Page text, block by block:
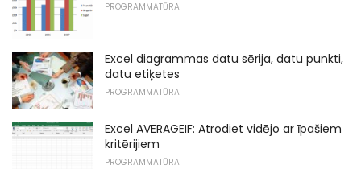
PROGRAMMATŪRA
Excel diagrammas datu sērija, datu punkti,
datu etiķetes
PROGRAMMATŪRA
Excel AVERAGEIF: Atrodiet vidējo ar īpašiem
kritērijiem
PROGRAMMATŪRA